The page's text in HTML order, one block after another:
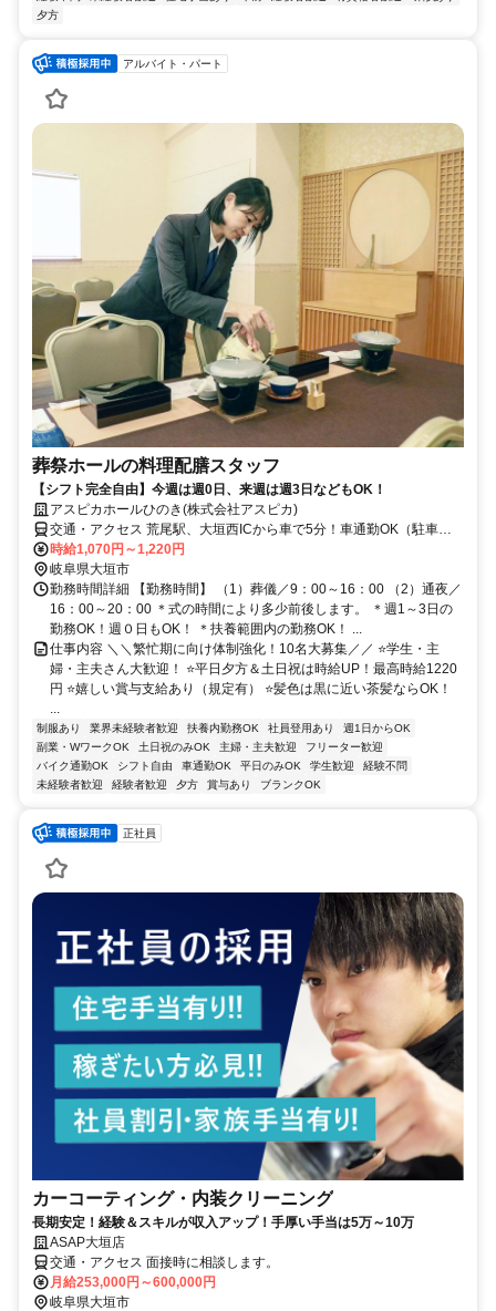
夕方
アルバイト・パート
葬祭ホールの料理配膳スタッフ
【シフト完全自由】今週は週0日、来週は週3日などもOK！
アスピカホールひのき(株式会社アスピカ)
交通・アクセス 荒尾駅、大垣西ICから車で5分！車通勤OK（駐車場
完備）
時給1,070円～1,220円
岐阜県大垣市
勤務時間詳細 【勤務時間】 （1）葬儀／9：00～16：00 （2）通夜／
16：00～20：00 ＊式の時間により多少前後します。 ＊週1～3日の
勤務OK！週０日もOK！ ＊扶養範囲内の勤務OK！ ...
仕事内容 ＼＼繁忙期に向け体制強化！10名大募集／／ ⭐学生・主
婦・主夫さん大歓迎！ ⭐平日夕方＆土日祝は時給UP！最高時給1220
円 ⭐嬉しい賞与支給あり（規定有） ⭐髪色は黒に近い茶髪ならOK！
制服あり 業界未経験者歓迎 扶養内勤務OK 社員登用あり
週1日からOK
副業・WワークOK
土日祝のみOK 主婦・主夫歓迎
フリーター歓迎
バイク通勤OK
シフト自由 車通勤OK 平日のみOK 学生歓迎
経験不問
未経験者歓迎
経験者歓迎 夕方 賞与あり ブランクOK
正社員
カーコーティング・内装クリーニング
長期安定！経験＆スキルが収入アップ！手厚い手当は5万～10万
ASAP大垣店
交通・アクセス 面接時に相談します。
月給253,000円～600,000円
岐阜県大垣市